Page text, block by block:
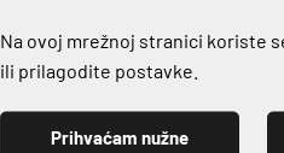
Na ovoj mrežnoj stranici koriste
ili prilagodite postavke.
Prihvaćam nužne